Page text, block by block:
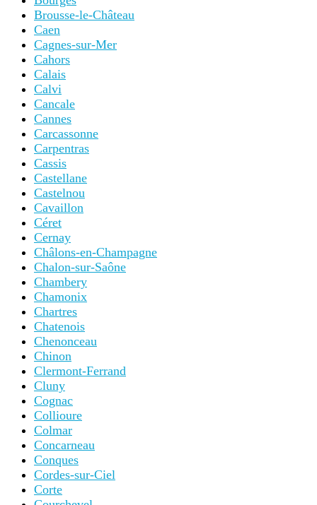
Brousse-le-Château
Caen
Cagnes-sur-Mer
Cahors
Calais
Calvi
Cancale
Cannes
Carcassonne
Carpentras
Cassis
Castellane
Castelnou
Cavaillon
Céret
Cernay
Châlons-en-Champagne
Chalon-sur-Saône
Chambery
Chamonix
Chartres
Chatenois
Chenonceau
Chinon
Clermont-Ferrand
Cluny
Cognac
Collioure
Colmar
Concarneau
Conques
Cordes-sur-Ciel
Corte